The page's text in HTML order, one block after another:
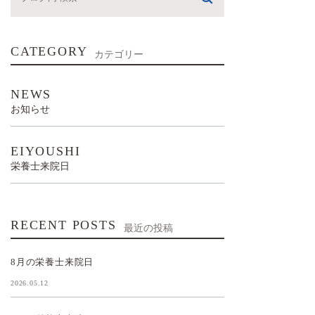
CATEGORY カテゴリー
NEWS
お知らせ
EIYOUSHI
栄養士来院日
RECENT POSTS 最近の投稿
8月の栄養士来院日
2026.05.12